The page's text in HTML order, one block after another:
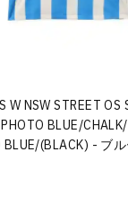
W NSW STREET OS
BLUE/
BLUE/(BLACK) - ブ